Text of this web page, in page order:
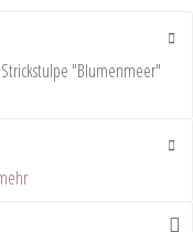
"Blumenmeer"